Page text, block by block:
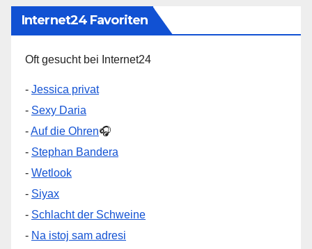
Internet24 Favoriten
Oft gesucht bei Internet24
- Jessica privat
- Sexy Daria
-Auf die Ohren🎧
- Stephan Bandera
- Wetlook
- Siyax
- Schlacht der Schweine
- Na istoj sam adresi